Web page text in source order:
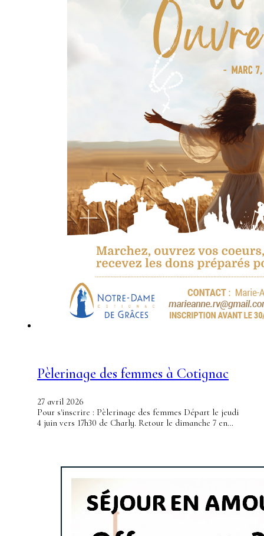
Pèlerinage des femmes à Cotignac
27 avril 2026
Pour s'inscrire : Pèlerinage des femmes Départ le jeudi
4 juin vers 17h30 de Charly. Retour le dimanche 7 en…